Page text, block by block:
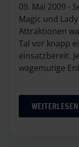
09. Mai 2009 -
Magic und
Attraktionen
Tal vor knapp
einsatzbereit.
wagemutige